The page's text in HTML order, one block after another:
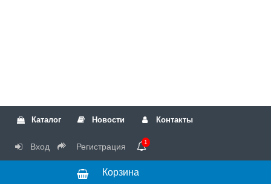
Каталог Новости Контакты
Вход Регистрация 1
Корзина